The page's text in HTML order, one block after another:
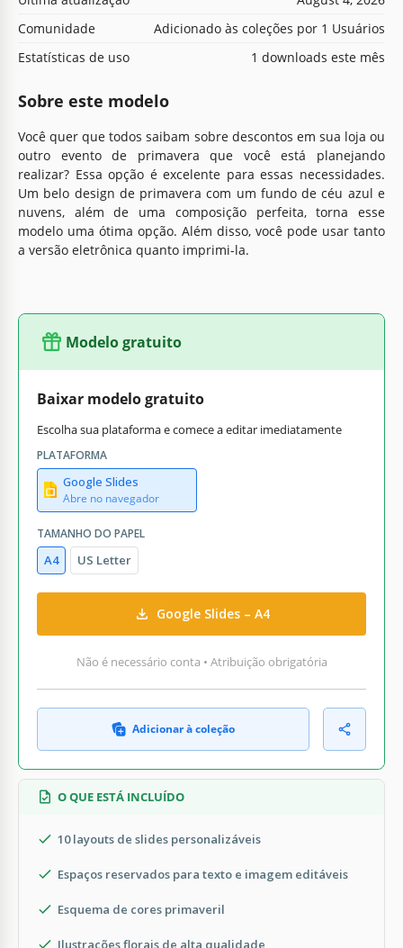
Comunidade
Adicionado às coleções por 1 Usuários
Estatísticas de uso
1 downloads este mês
Sobre este modelo
Você quer que todos saibam sobre descontos em sua loja ou
outro evento de primavera que você está planejando
realizar? Essa opção é excelente para essas necessidades.
Um belo design de primavera com um fundo de céu azul e
nuvens, além de uma composição perfeita, torna esse
modelo uma ótima opção. Além disso, você pode usar tanto
a versão eletrônica quanto imprimi-la.
Modelo gratuito
Baixar modelo gratuito
Escolha sua plataforma e comece a editar imediatamente
PLATAFORMA
Google Slides
Abre no navegador
TAMANHO DO PAPEL
A4 US Letter
Google Slides – A4
Não é necessário conta • Atribuição obrigatória
Adicionar à coleção
O QUE ESTÁ INCLUÍDO
10 layouts de slides personalizáveis
Espaços reservados para texto e imagem editáveis
Esquema de cores primaveril
Ilustrações florais de alta qualidade